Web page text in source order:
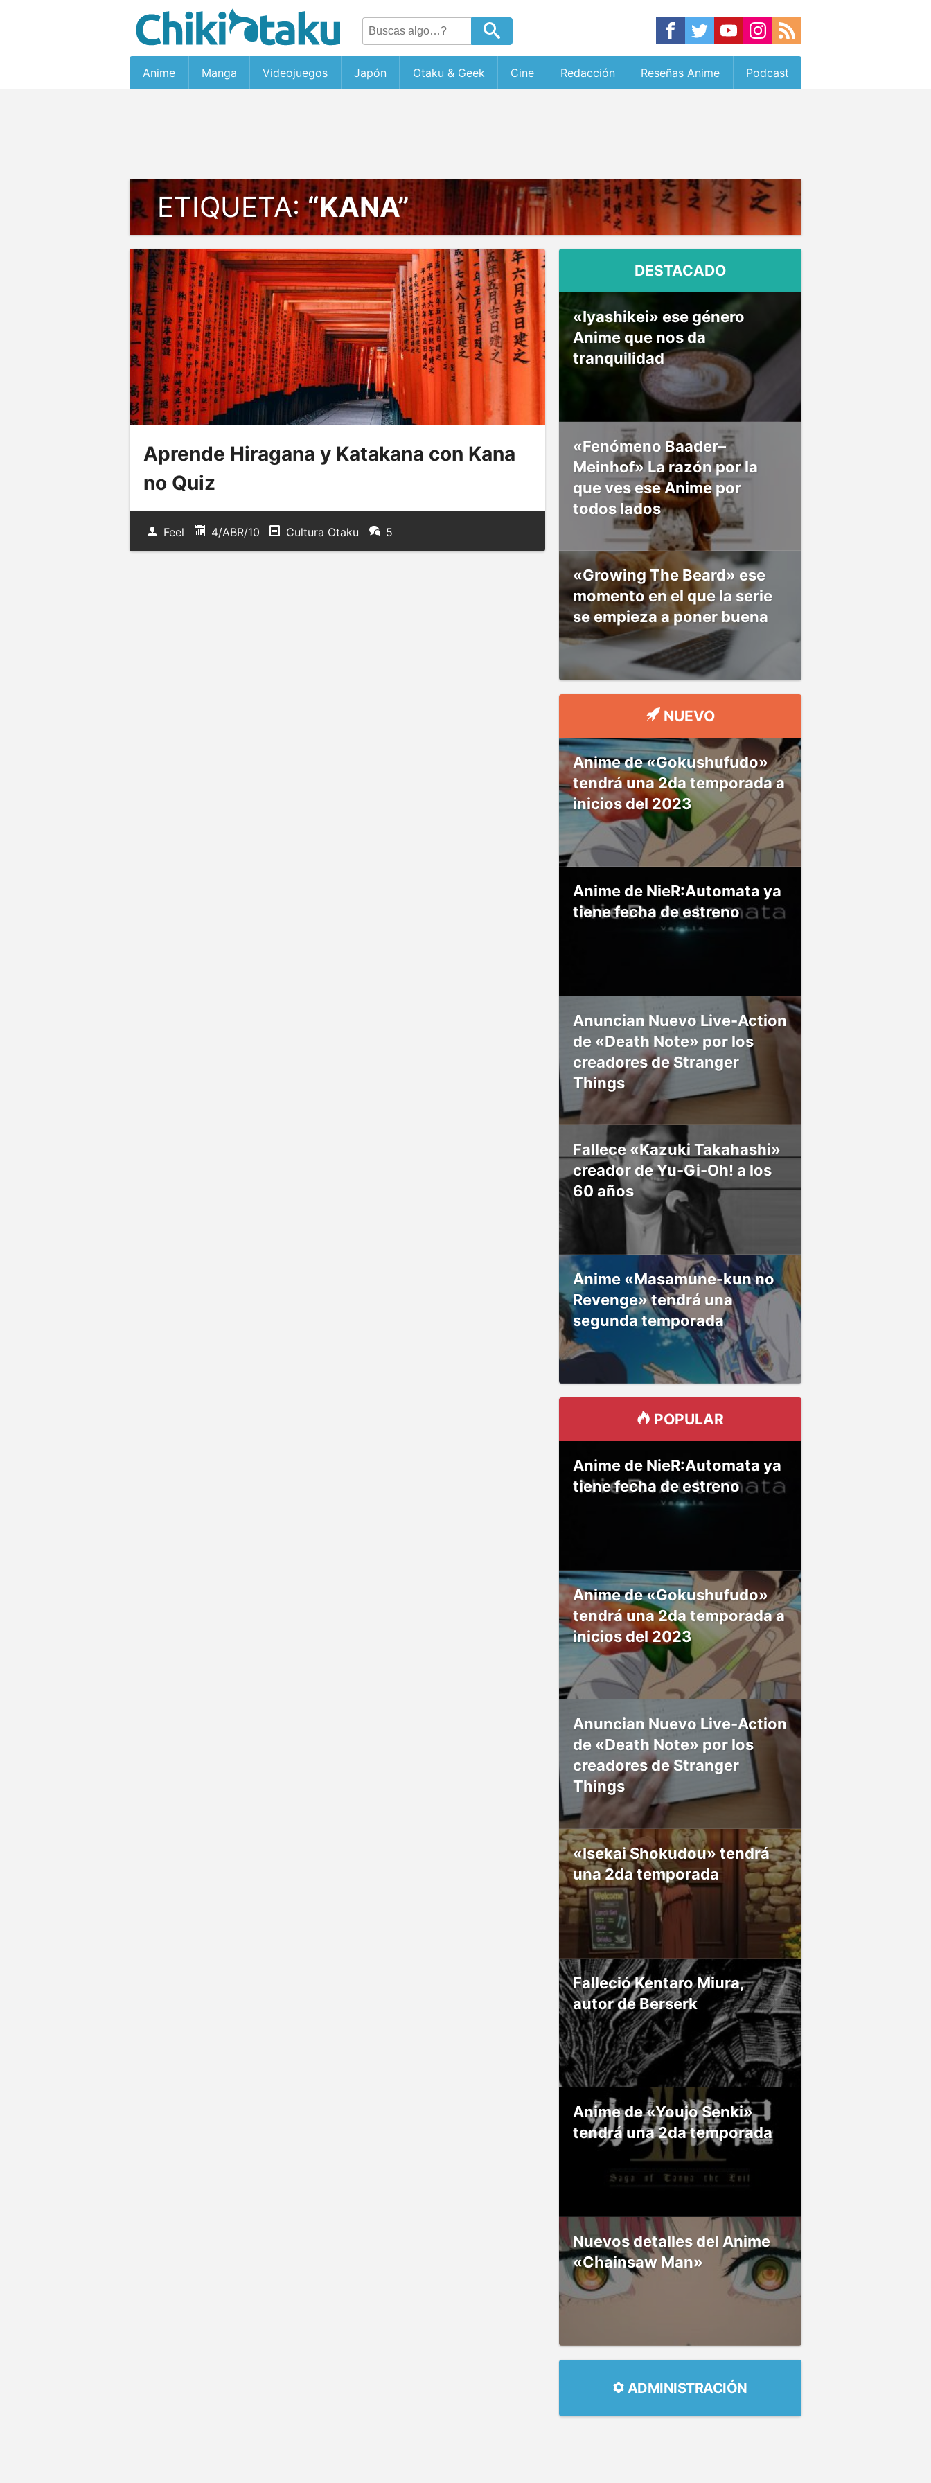
Anime Manga Videojuegos Japón Otaku & Geek Cine Redacción Reseñas Anime Podcast
ETIQUETA:“KANA”
Aprende Hiragana y Katakana con Kana
no Quiz
Feel 4/ABR/10 Cultura Otaku 5
DESTACADO
«Iyashikei» ese género
Anime que nos da
tranquilidad
«Fenómeno Baader–
Meinhof» La razón por la
que ves ese Anime por
todos lados
«Growing The Beard» ese
momento en el que la serie
se empieza a poner buena
NUEVO
Anime de «Gokushufudo»
tendrá una 2da temporada a
inicios del 2023
Anime de NieR:Automata ya
tiene fecha de estreno
Anuncian Nuevo Live-Action
de «Death Note» por los
creadores de Stranger
Things
Fallece «Kazuki Takahashi»
creador de Yu-Gi-Oh! a los
60 años
Anime «Masamune-kun no
Revenge» tendrá una
segunda temporada
POPULAR
Anime de NieR:Automata ya
tiene fecha de estreno
Anime de «Gokushufudo»
tendrá una 2da temporada a
inicios del 2023
Anuncian Nuevo Live-Action
de «Death Note» por los
creadores de Stranger
Things
«Isekai Shokudou» tendrá
una 2da temporada
Falleció Kentaro Miura,
autor de Berserk
Anime de «Youjo Senki»
tendrá una 2da temporada
Nuevos detalles del Anime
«Chainsaw Man»
ADMINISTRACIÓN